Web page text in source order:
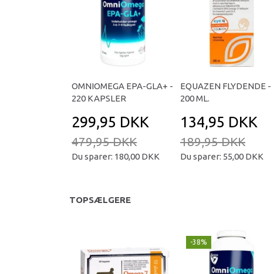
OMNIOMEGA EPA-GLA+ -
220 KAPSLER
299,95 DKK
479,95 DKK
Du sparer: 180,00 DKK
EQUAZEN FLYDENDE -
200 ML.
134,95 DKK
189,95 DKK
Du sparer: 55,00 DKK
TOPSÆLGERE
-38%